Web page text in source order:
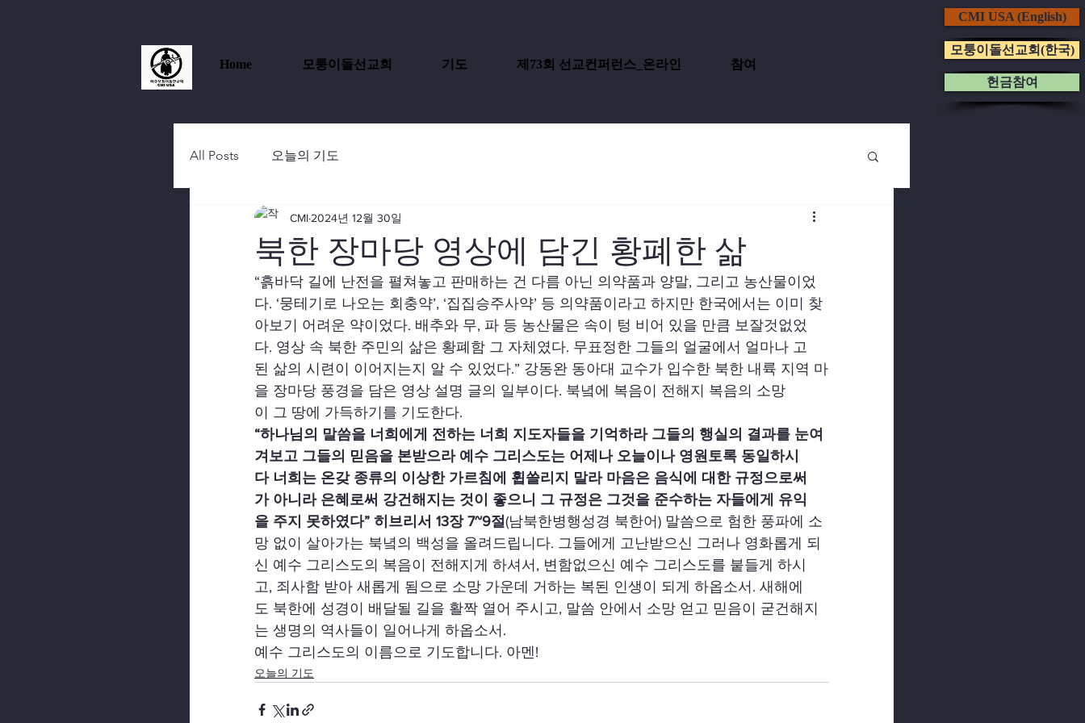
CMI USA (English)
Home 모퉁이돌선교회 기도 제73회 선교컨퍼런스_온라인 참여
모퉁이돌선교회(한국)
헌금참여
All Posts 오늘의 기도
북한 장마당 영상에 담긴 황폐한 삶
CMI 2024년 12월 30일
“흙바닥 길에 난전을 펼쳐놓고 판매하는 건 다름 아닌 의약품과 양말, 그리고 농산물이었
다. ‘뭉테기로 나오는 회충약’, ‘집집승주사약’ 등 의약품이라고 하지만 한국에서는 이미 찾
아보기 어려운 약이었다. 배추와 무, 파 등 농산물은 속이 텅 비어 있을 만큼 보잘것없었
다. 영상 속 북한 주민의 삶은 황폐함 그 자체였다. 무표정한 그들의 얼굴에서 얼마나 고
된 삶의 시련이 이어지는지 알 수 있었다.” 강동완 동아대 교수가 입수한 북한 내륙 지역 마
을 장마당 풍경을 담은 영상 설명 글의 일부이다. 북녘에 복음이 전해지 복음의 소망
이 그 땅에 가득하기를 기도한다.
“하나님의 말씀을 너희에게 전하는 너희 지도자들을 기억하라 그들의 행실의 결과를 눈여
겨보고 그들의 믿음을 본받으라 예수 그리스도는 어제나 오늘이나 영원토록 동일하시
다 너희는 온갖 종류의 이상한 가르침에 휩쓸리지 말라 마음은 음식에 대한 규정으로써
가 아니라 은혜로써 강건해지는 것이 좋으니 그 규정은 그것을 준수하는 자들에게 유익
을 주지 못하였다” 히브리서 13장 7~9절(남북한병행성경 북한어) 말씀으로 험한 풍파에 소
망 없이 살아가는 북녘의 백성을 올려드립니다. 그들에게 고난받으신 그러나 영화롭게 되
신 예수 그리스도의 복음이 전해지게 하셔서, 변함없으신 예수 그리스도를 붙들게 하시
고, 죄사함 받아 새롭게 됨으로 소망 가운데 거하는 복된 인생이 되게 하옵소서. 새해에
도 북한에 성경이 배달될 길을 활짝 열어 주시고, 말씀 안에서 소망 얻고 믿음이 굳건해지
는 생명의 역사들이 일어나게 하옵소서.
예수 그리스도의 이름으로 기도합니다. 아멘!
오늘의 기도